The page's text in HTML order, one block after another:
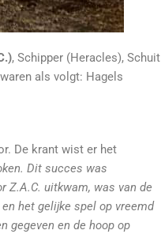
, Schipper (Heracles), Schuit
als volgt: Hagels
De krant wist er het
Dit succes was
Z.A.C. uitkwam, was van de
het gelijke spel op vreemd
gegeven en de hoop op